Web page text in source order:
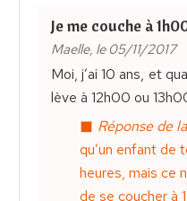
Je me couche à
Maelle, le 05/11/2017
Moi, j’ai 10 ans, et
lève à 12h00 ou
Réponse de
qu’un enfant de
heures, mais ce
de se coucher à